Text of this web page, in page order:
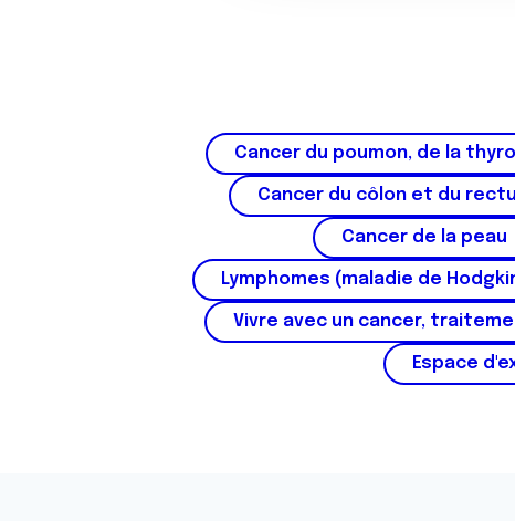
t
e
m
e
t
Cancer du poumon, de la
Cancer du côlon et du
Cancer de la peau
Lymphomes (maladie de
Vivre avec un cancer,
Espace